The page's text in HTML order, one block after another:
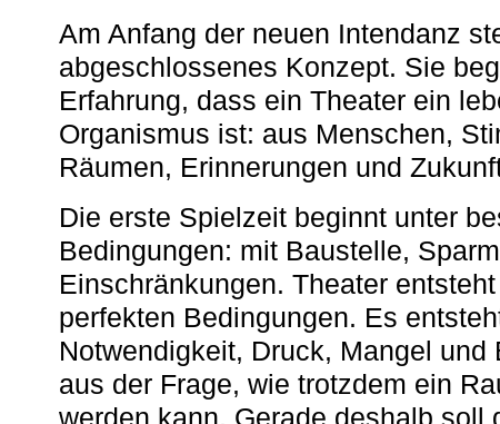
Am Anfang der neuen Intendanz
abgeschlossenes Konzept. Sie
Erfahrung, dass ein Theater ein
Organismus ist: aus Menschen,
Räumen, Erinnerungen und
Die erste Spielzeit beginnt unter
Bedingungen: mit Baustelle,
Einschränkungen. Theater
perfekten Bedingungen. Es
Notwendigkeit, Druck, Mangel und
aus der Frage, wie trotzdem ein
werden kann. Gerade deshalb soll